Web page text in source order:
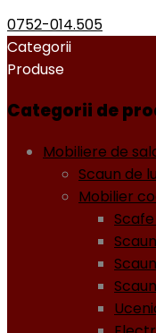
0752-014.505
Categorii
Produse
Categorii de
Mobiliere de
Scaun de
Mobilier